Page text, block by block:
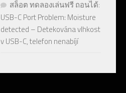
สล็อต ทดลองเล่นฟรี ถอนได้:
USB-C Port Problem: Moisture
detected – Detekována vlhkost
v USB-C, telefon nenabíjí